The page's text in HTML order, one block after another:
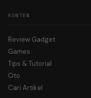
KONTEN
Review Gadget
Games
Tips & Tutorial
Oto
Cari Artikel